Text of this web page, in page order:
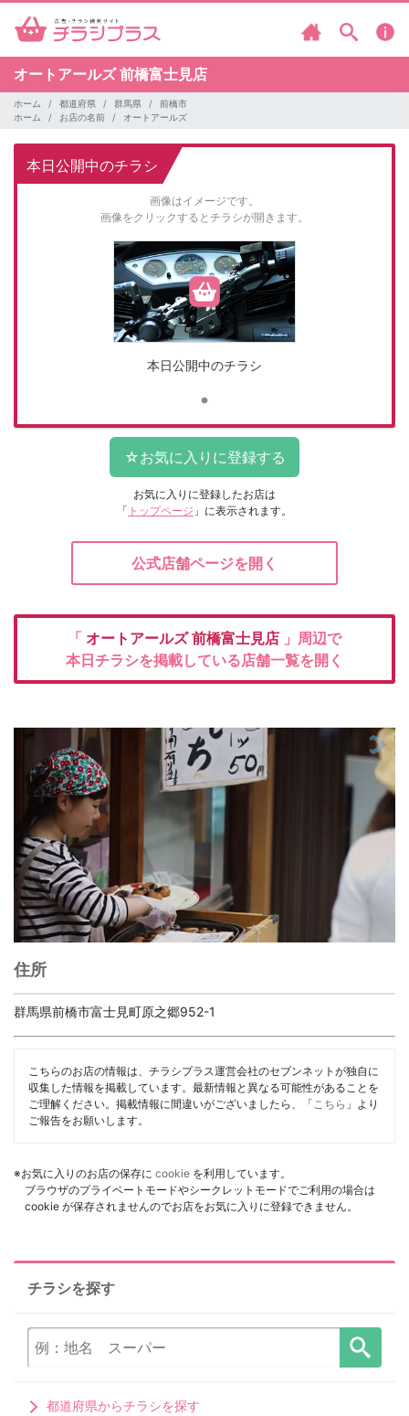
オートアールズ前橋富士見店
ホーム 都道府県 群馬県
前橋市
ホーム
お店の名前 オートアールズ
本日公開中のチラシ
画像はイメージです。
画像をクリックするとチラシが開きます。
本日公開中のチラシ
お気に入りに登録したお店は
「 トップページ 」に表示されます。
公式店舗ページを開く
「 オートアールズ前橋富士見店 」周辺で
本日チラシを掲載している店舗一覧を開く
住所
群馬県前橋市富士見町原之郷952-1
こちらのお店の情報は、チラシプラス運営会社のセブンネットが独自に
収集した情報を掲載しています。最新情報と異なる可能性があることを
ご理解ください。掲載情報に間違いがございましたら、「 こちら 」より
ご報告をお願いします。
※お気に入りのお店の保存に cookie を利用しています。
ブラウザのプライベートモードやシークレットモードでご利用の場合は
cookie が保存されませんのでお店をお気に入りに登録できません。
チラシを探す
都道府県からチラシを探す